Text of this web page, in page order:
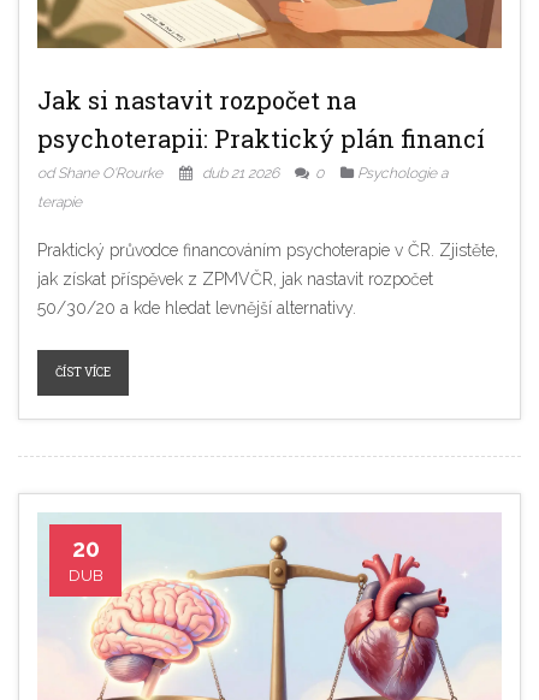
Jak si nastavit rozpočet na
psychoterapii: Praktický plán financí
od Shane O'Rourke dub 21 2026 0
Psychologie a
terapie
Praktický průvodce financováním psychoterapie v ČR. Zjistěte,
jak získat příspěvek z ZPMVČR, jak nastavit rozpočet
50/30/20 a kde hledat levnější alternativy.
ČÍST VÍCE
20
DUB